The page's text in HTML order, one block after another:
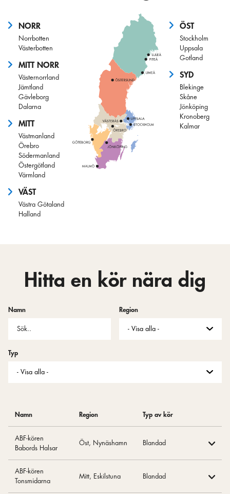
NORR
Norrbotten
Västerbotten
MITT NORR
Västernorrland
Jämtland
Gävleborg
Dalarna
MITT
Västmanland
Örebro
Södermanland
Östergötland
Värmland
VÄST
Västra Götaland
Halland
ÖST
Stockholm
Uppsala
Gotland
SYD
Blekinge
Skåne
Jönköping
Kronoberg
Kalmar
Hitta en kör nära dig
Namn Region
Typ
Namn Region Typ av kör
ABF-kören
Babords Halsar
Öst, Nynäshamn Blandad
ABF-kören
Tonsmidarna
Mitt, Eskilstuna Blandad